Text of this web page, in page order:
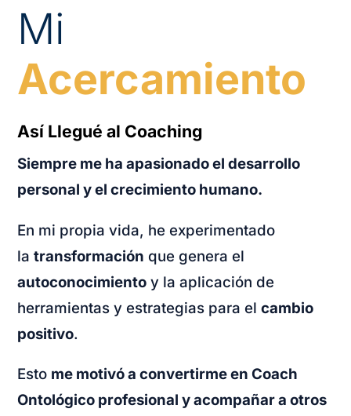
Mi
Acercamiento
Así Llegué al Coaching
Siempre me ha apasionado el desarrollo
personal y el crecimiento humano.
En mi propia vida, he experimentado
latransformación que genera el
autoconocimiento y la aplicación de
herramientas y estrategias para elcambio
positivo.
Esto me motivó a convertirme en Coach
Ontológico profesional y acompañar a otros